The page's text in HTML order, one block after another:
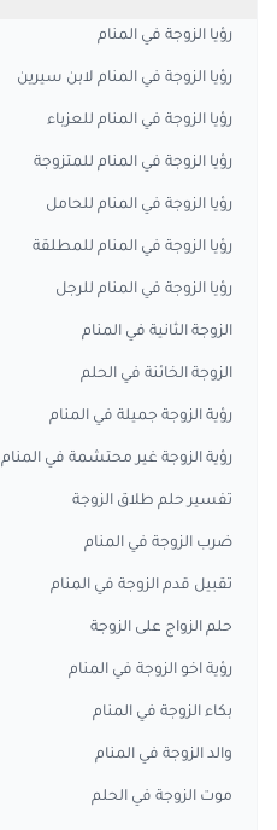
رؤيا الزوجة في المنام
رؤيا الزوجة في المنام لابن سيرين
رؤيا الزوجة في المنام للعزباء
رؤيا الزوجة في المنام للمتزوجة
رؤيا الزوجة في المنام للحامل
رؤيا الزوجة في المنام للمطلقة
رؤيا الزوجة في المنام للرجل
الزوجة الثانية في المنام
الزوجة الخائنة في الحلم
رؤية الزوجة جميلة في المنام
رؤية الزوجة غير محتشمة في المنام
تفسير حلم طلاق الزوجة
ضرب الزوجة في المنام
تقبيل قدم الزوجة في المنام
حلم الزواج على الزوجة
رؤية اخو الزوجة في المنام
بكاء الزوجة في المنام
والد الزوجة في المنام
موت الزوجة في الحلم